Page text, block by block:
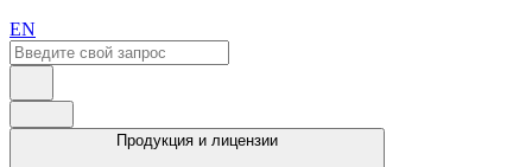
EN
Продукция и лицензии